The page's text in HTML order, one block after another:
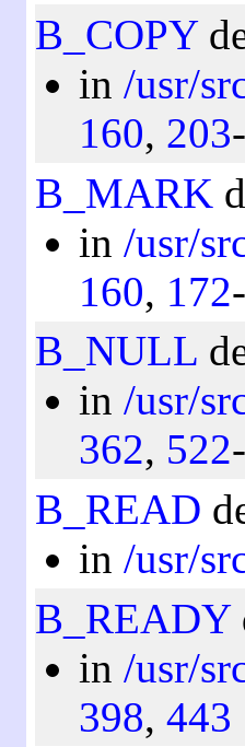
B_COPY
in /usr/
160, 203-
B_MARK
in /usr/
160, 172-
B_NULL
in /usr/
362, 522-
B_READ
in /usr/
B_READY
in /usr/
398, 443